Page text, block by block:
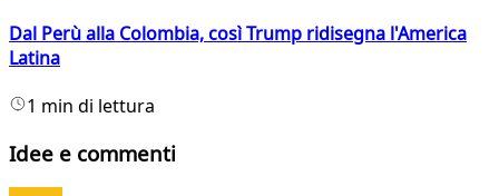
Dal Perù alla Colombia, così Trump ridisegna l'America
Latina
1 min di lettura
Idee e commenti